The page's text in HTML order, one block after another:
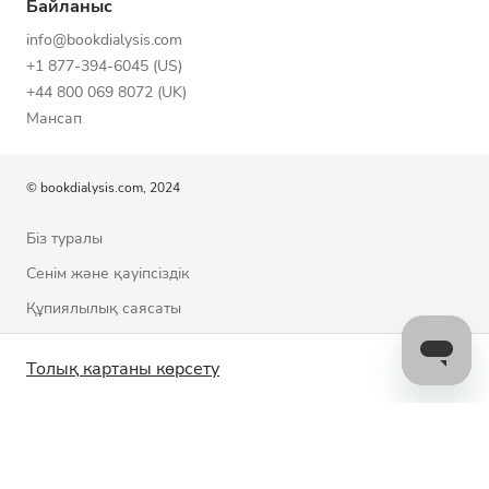
Толық картаны көрсету
Байланыс
info@bookdialysis.com
+1 877-394-6045 (US)
+44 800 069 8072 (UK)
Мансап
© bookdialysis.com, 2024
Біз туралы
Сенім және қауіпсіздік
Құпиялылық саясаты
Cookie саясаты